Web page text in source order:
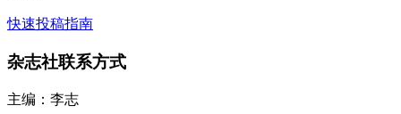
快速投稿指南
杂志社联系方式
主编：李志